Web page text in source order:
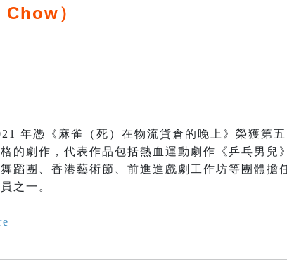
）
年憑《麻雀（死）在物流貨倉的晚上》榮獲第
的劇作，代表作品包括熱血運動劇作《乒乓男兒
蹈團、香港藝術節、前進進戲劇工作坊等團體擔
之一。